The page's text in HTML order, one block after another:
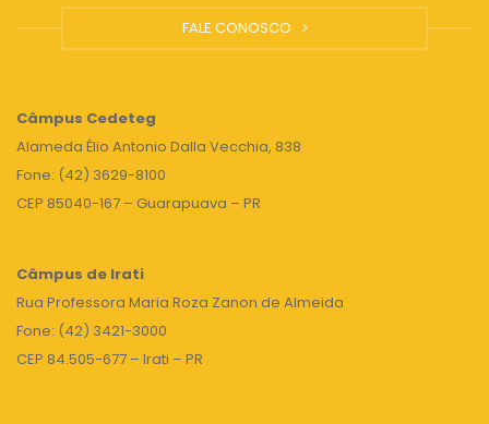
FALE CONOSCO
Câmpus Cedeteg
Alameda Élio Antonio Dalla Vecchia, 838
Fone: (42) 3629-8100
CEP 85040-167 – Guarapuava – PR
Câmpus de Irati
Rua Professora Maria Roza Zanon de Almeida
Fone: (42) 3421-3000
CEP 84.505-677 – Irati – PR